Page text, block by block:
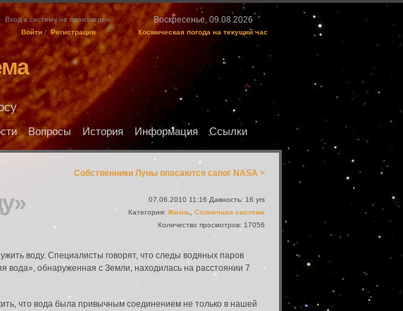
Воскресенье, 09.08.2026
Космическая погода на текущий час
Вход в систему не произведен
Войти / Регистрация
Вопросы История Информация Ссылки
Собственники Луны опасаются сапог NASA >
07.06.2010 11:16 Давность: 16 yrs
Категория: Жизнь Солнечная система
Количество просмотров: 17056
воду. Специалисты говорят, что следы водяных паров
вода», обнаруженная с Земли, находилась на расстоянии 7
что вода была привычным соединением не только в нашей